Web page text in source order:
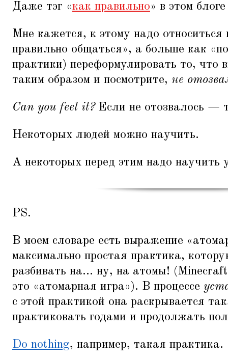
Даже тэг «как правильно» в этом
Мне кажется, к этому надо относиться
правильно общаться», а больше как «
практики) переформулировать то, что
таким образом и посмотрите, не
Can you feel it?Если не отозвалось —
Некоторых людей можно научить.
А некоторых перед этим надо научить
PS.
В моем словаре есть выражение «
максимально простая практика,
разбивать на... ну, на атомы!
это «атомарная игра»). В процессе
с этой практикой она раскрывается
практиковать годами и продолжать
Do nothing, например, такая практика.